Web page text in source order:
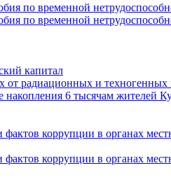
по временной
по временной
капитал
от радиационных и техногенных
6 тысячам жителей
коррупции в органах
коррупции в органах